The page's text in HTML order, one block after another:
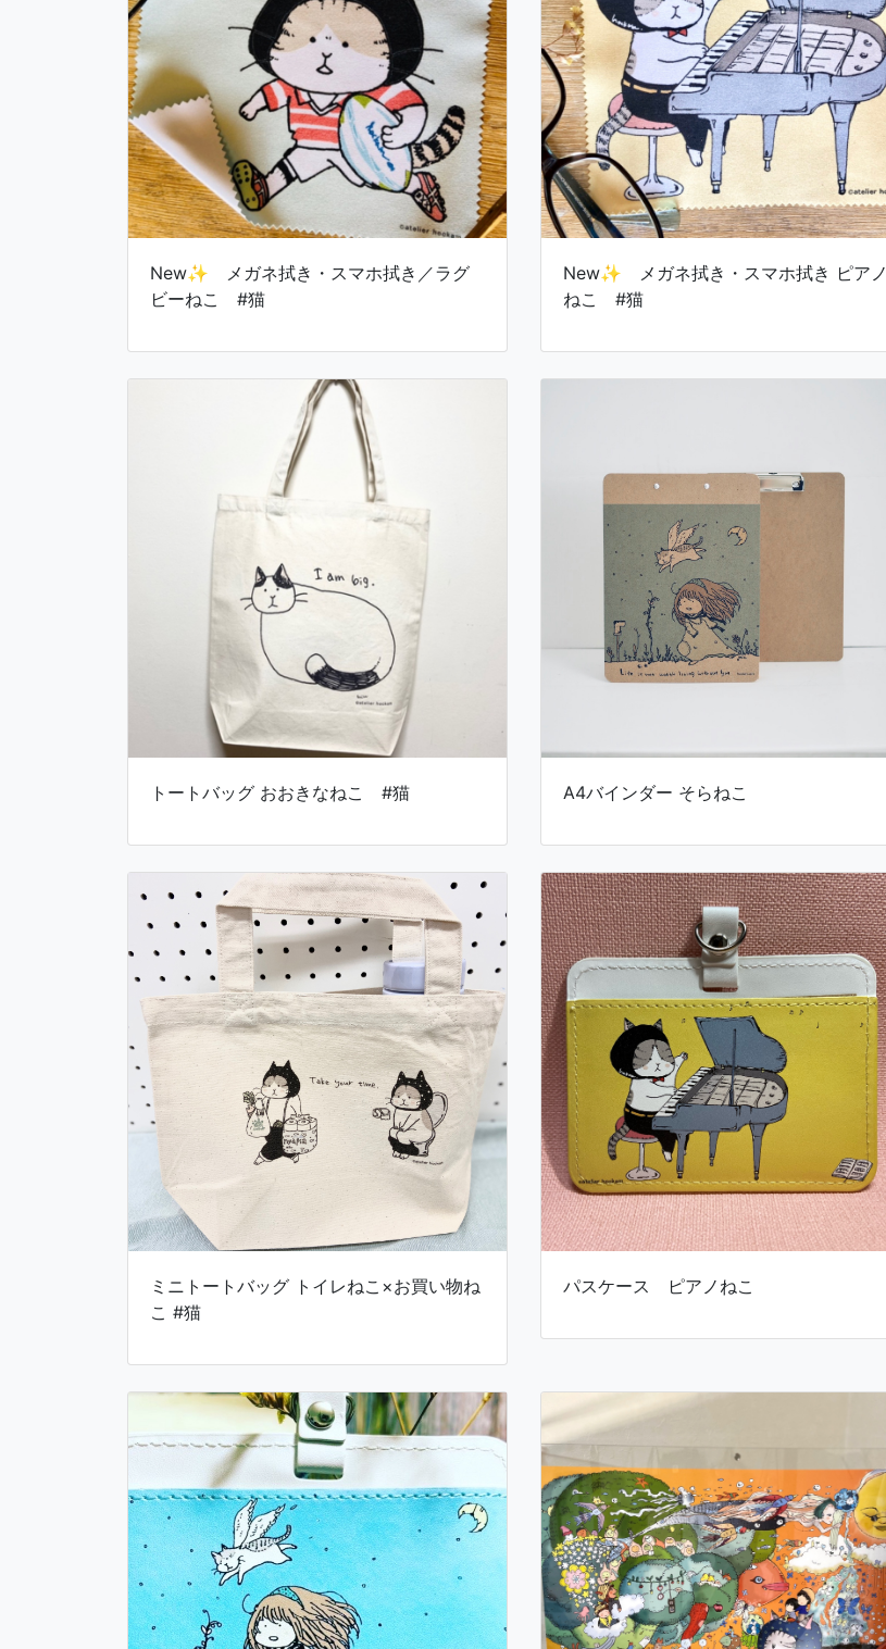
New✨ メガネ拭き・スマホ拭き／ラグ
ビーねこ #猫
New✨ メガネ拭き・スマホ拭き ピアノ
ねこ #猫
トートバッグ おおきなねこ #猫 A4バインダー そらねこ
ミニトートバッグ トイレねこ×お買い物ね
こ #猫
パスケース ピアノねこ